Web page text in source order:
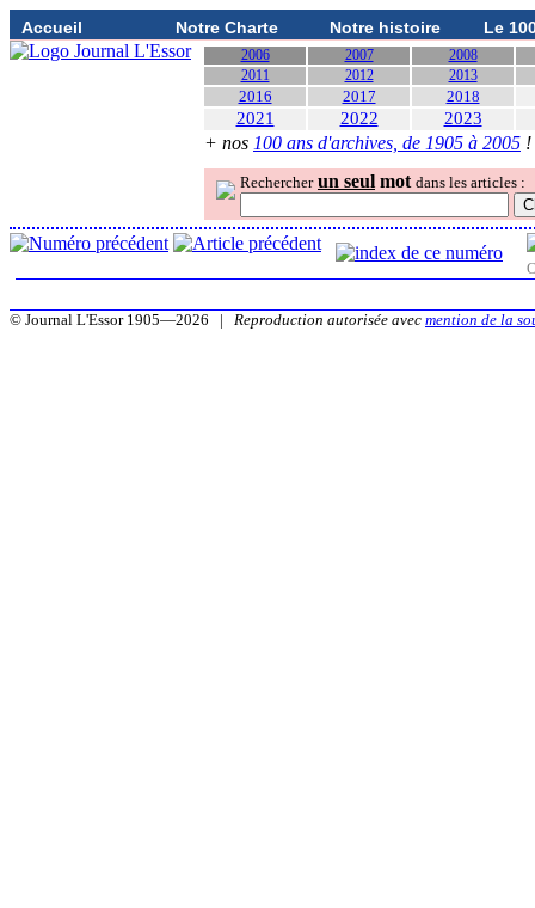
Accueil Notre Charte Notre histoire Le
2006 2007
2008
2011
2012 2013
2016 2017 2018
2021 2022 2023
+ nos 100 ans d'archives, de 1905 à 2005 !
Rechercher un seul mot dans les articles :
© Journal L'Essor 1905—2026 | Reproduction autorisée avec mention de la